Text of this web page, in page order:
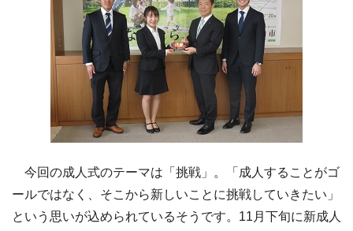
今回の成人式のテーマは「挑戦」。「成人することがゴ
ールではなく、そこから新しいことに挑戦していきたい」
という思いが込められているそうです。11月下旬に新成人